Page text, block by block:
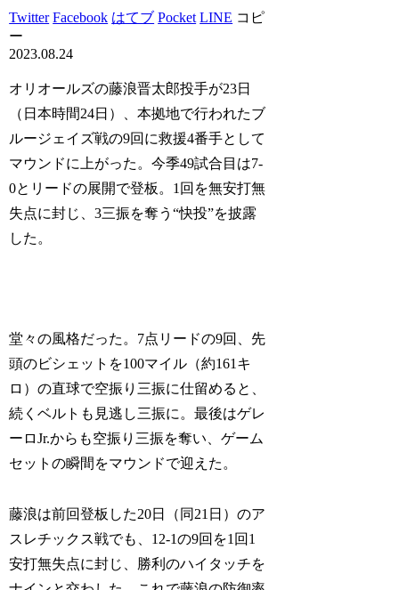
Twitter Facebook はてブ Pocket LINE コピ
ー
2023.08.24
オリオールズの藤浪晋太郎投手が23日
（日本時間24日）、本拠地で行われたブ
ルージェイズ戦の9回に救援4番手として
マウンドに上がった。今季49試合目は7-
0とリードの展開で登板。1回を無安打無
失点に封じ、3三振を奪う“快投”を披露
した。
堂々の風格だった。7点リードの9回、先
頭のビシェットを100マイル（約161キ
ロ）の直球で空振り三振に仕留めると、
続くベルトも見逃し三振に。最後はゲレ
ーロJr.からも空振り三振を奪い、ゲーム
セットの瞬間をマウンドで迎えた。
藤浪は前回登板した20日（同21日）のア
スレチックス戦でも、12-1の9回を1回1
安打無失点に封じ、勝利のハイタッチを